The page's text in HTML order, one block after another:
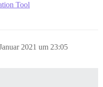
Tool
2021 um 23:05